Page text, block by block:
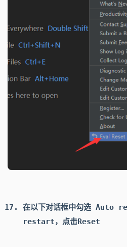
在以下对话框中勾选 Auto
restart，点击Reset